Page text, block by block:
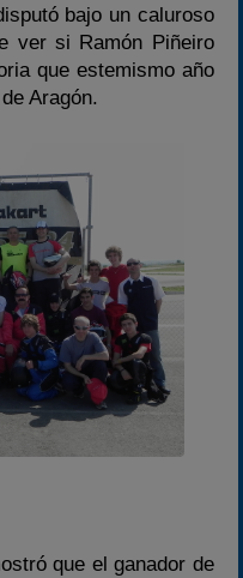
Campeonato
Temporada 2026
Temporadas anteriores
2025
Estadísticas
Preguntas Frecuentes
bajo un caluroso
ver si Ramón Piñeiro
que estemismo año
Aragón.
que el ganador de